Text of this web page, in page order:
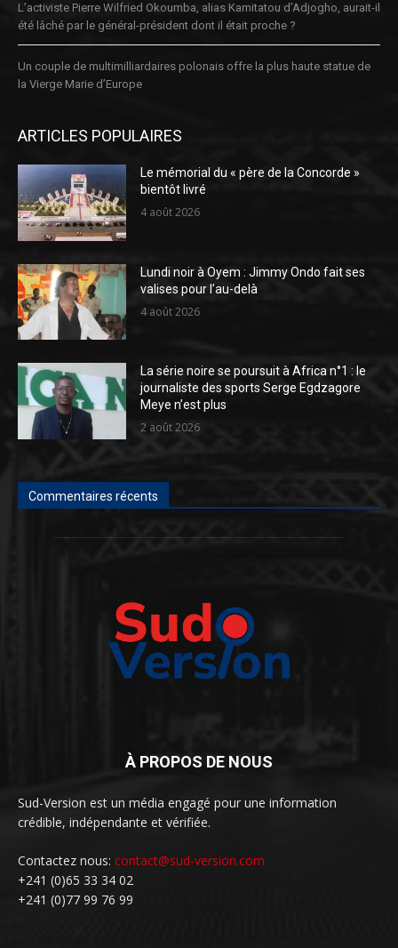
L’activiste Pierre Wilfried Okoumba, alias Kamitatou d’Adjogho, aurait-il
été lâché par le général-président dont il était proche ?
Un couple de multimilliardaires polonais offre la plus haute statue de
la Vierge Marie d’Europe
ARTICLES POPULAIRES
Le mémorial du « père de la Concorde »
bientôt livré
4 août 2026
Lundi noir à Oyem : Jimmy Ondo fait ses
valises pour l’au-delà
4 août 2026
La série noire se poursuit à Africa n°1 : le
journaliste des sports Serge Egdzagore
Meye n’est plus
2 août 2026
Commentaires récents
À PROPOS DE NOUS
Sud-Version est un média engagé pour une information
crédible, indépendante et vérifiée.
Contactez nous: contact@sud-version.com
+241 (0)65 33 34 02
+241 (0)77 99 76 99